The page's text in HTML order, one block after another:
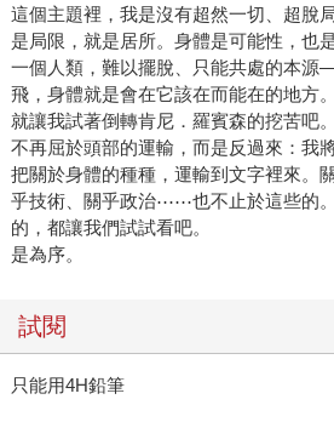
這個主題裡，我是沒有超然一切、超脫
是局限，就是居所。身體是可能性，也
一個人類，難以擺脫、只能共處的本
飛，身體就是會在它該在而能在的地方。
就讓我試著倒轉肯尼．羅賓森的挖苦吧
不再屈於頭部的運輸，而是反過來：我
把關於身體的種種，運輸到文字裡來。
乎技術、關乎政治⋯⋯也不止於這些的
的，都讓我們試試看吧。
是為序。
試閱
只能用4H鉛筆